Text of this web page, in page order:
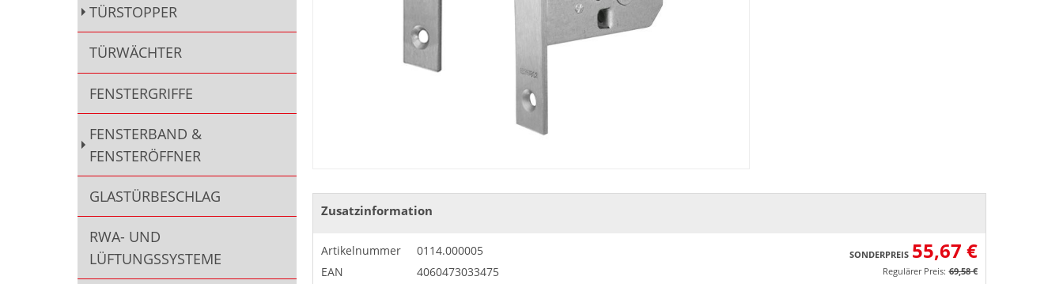
Zusatzinformation
Artikelnummer
0114.000005
EAN
4060473033475
SONDERPREIS 55,67 €
Regulärer Preis: 69,58 €
TÜRSTOPPER
TÜRWÄCHTER
FENSTERGRIFFE
FENSTERBAND &
FENSTERÖFFNER
GLASTÜRBESCHLAG
RWA- UND
LÜFTUNGSSYSTEME